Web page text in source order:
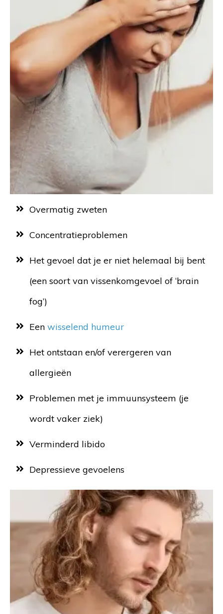
Overmatig zweten
Concentratieproblemen
Het gevoel dat je er niet helemaal bij bent
(een soort van vissenkomgevoel of ‘brain
fog’)
Een wisselend humeur
Het ontstaan en/of verergeren van
allergieën
Problemen met je immuunsysteem (je
wordt vaker ziek)
Verminderd libido
Depressieve gevoelens